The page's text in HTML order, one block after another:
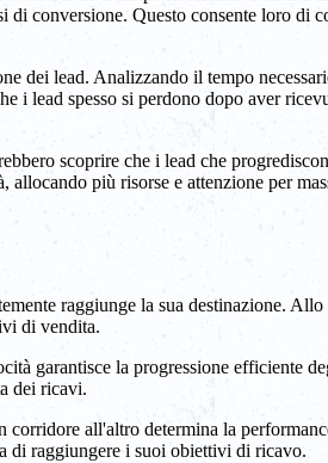
conversione. Questo consente loro di
dei lead. Analizzando il tempo
i lead spesso si perdono dopo aver
scoprire che i lead che
più risorse e attenzione per
raggiunge la sua destinazione.
di vendita.
garantisce la progressione efficiente
dei ricavi.
corridore all'altro determina la
di raggiungere i suoi obiettivi di ricavo.